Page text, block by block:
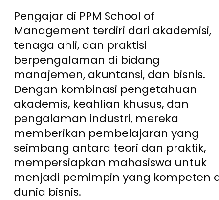
Pengajar di PPM School of
Management terdiri dari akademisi,
tenaga ahli, dan praktisi
berpengalaman di bidang
manajemen, akuntansi, dan bisnis.
Dengan kombinasi pengetahuan
akademis, keahlian khusus, dan
pengalaman industri, mereka
memberikan pembelajaran yang
seimbang antara teori dan praktik,
mempersiapkan mahasiswa untuk
menjadi pemimpin yang kompeten
dunia bisnis.